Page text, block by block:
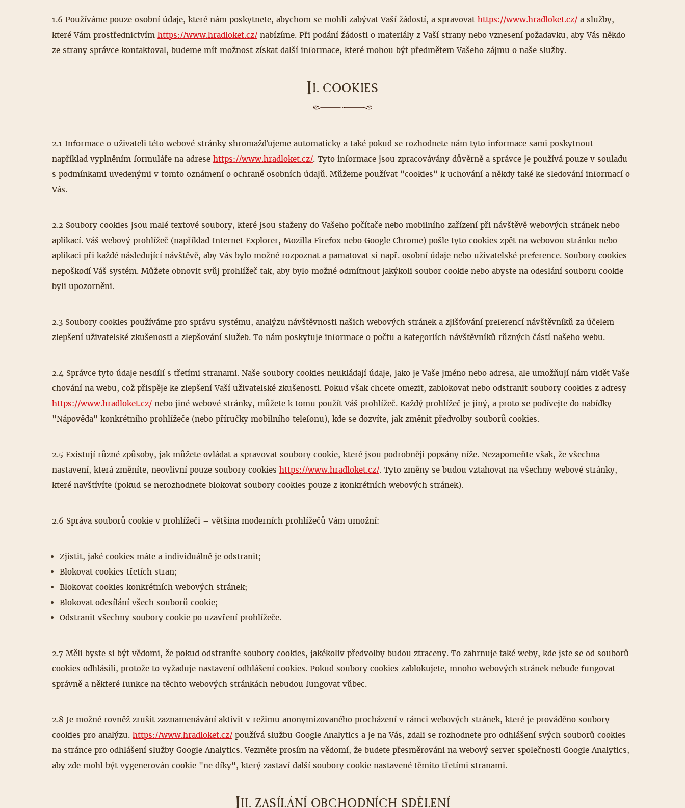
1.6 Používáme pouze osobní údaje, které nám poskytnete, abychom se mohli zabývat Vaší žádostí, a spravovat https://www.hradloket.cz/ a služby,
které Vám prostřednictvím https://www.hradloket.cz/ nabízíme. Při podání žádosti o materiály z Vaší strany nebo vznesení požadavku, aby Vás někdo
ze strany správce kontaktoval, budeme mít možnost získat další informace, které mohou být předmětem Vašeho zájmu o naše služby.
II. COOKIES
2.1 Informace o uživateli této webové stránky shromažďujeme automaticky a také pokud se rozhodnete nám tyto informace sami poskytnout –
například vyplněním formuláře na adrese https://www.hradloket.cz/. Tyto informace jsou zpracovávány důvěrně a správce je používá pouze v souladu
s podmínkami uvedenými v tomto oznámení o ochraně osobních údajů. Můžeme používat "cookies" k uchování a někdy také ke sledování informací o
Vás.
2.2 Soubory cookies jsou malé textové soubory, které jsou staženy do Vašeho počítače nebo mobilního zařízení při návštěvě webových stránek nebo
aplikací. Váš webový prohlížeč (například Internet Explorer, Mozilla Firefox nebo Google Chrome) pošle tyto cookies zpět na webovou stránku nebo
aplikaci při každé následující návštěvě, aby Vás bylo možné rozpoznat a pamatovat si např. osobní údaje nebo uživatelské preference. Soubory cookies
nepoškodí Váš systém. Můžete obnovit svůj prohlížeč tak, aby bylo možné odmítnout jakýkoli soubor cookie nebo abyste na odeslání souboru cookie
byli upozorněni.
2.3 Soubory cookies používáme pro správu systému, analýzu návštěvnosti našich webových stránek a zjišťování preferencí návštěvníků za účelem
zlepšení uživatelské zkušenosti a zlepšování služeb. To nám poskytuje informace o počtu a kategoriích návštěvníků různých částí našeho webu.
2.4 Správce tyto údaje nesdílí s třetími stranami. Naše soubory cookies neukládají údaje, jako je Vaše jméno nebo adresa, ale umožňují nám vidět Vaše
chování na webu, což přispěje ke zlepšení Vaší uživatelské zkušenosti. Pokud však chcete omezit, zablokovat nebo odstranit soubory cookies z adresy
https://www.hradloket.cz/ nebo jiné webové stránky, můžete k tomu použít Váš prohlížeč. Každý prohlížeč je jiný, a proto se podívejte do nabídky
"Nápověda" konkrétního prohlížeče (nebo příručky mobilního telefonu), kde se dozvíte, jak změnit předvolby souborů cookies.
2.5 Existují různé způsoby, jak můžete ovládat a spravovat soubory cookie, které jsou podrobněji popsány níže. Nezapomeňte však, že všechna
nastavení, která změníte, neovlivní pouze soubory cookies https://www.hradloket.cz/. Tyto změny se budou vztahovat na všechny webové stránky,
které navštívíte (pokud se nerozhodnete blokovat soubory cookies pouze z konkrétních webových stránek).
2.6 Správa souborů cookie v prohlížeči – většina moderních prohlížečů Vám umožní:
Zjistit, jaké cookies máte a individuálně je odstranit;
Blokovat cookies třetích stran;
Blokovat cookies konkrétních webových stránek;
Blokovat odesílání všech souborů cookie;
Odstranit všechny soubory cookie po uzavření prohlížeče.
2.7 Měli byste si být vědomi, že pokud odstraníte soubory cookies, jakékoliv předvolby budou ztraceny. To zahrnuje také weby, kde jste se od souborů
cookies odhlásili, protože to vyžaduje nastavení odhlášení cookies. Pokud soubory cookies zablokujete, mnoho webových stránek nebude fungovat
správně a některé funkce na těchto webových stránkách nebudou fungovat vůbec.
2.8 Je možné rovněž zrušit zaznamenávání aktivit v režimu anonymizovaného procházení v rámci webových stránek, které je prováděno soubory
cookies pro analýzu. https://www.hradloket.cz/ používá službu Google Analytics a je na Vás, zdali se rozhodnete pro odhlášení svých souborů cookies
na stránce pro odhlášení služby Google Analytics. Vezměte prosím na vědomí, že budete přesměrováni na webový server společnosti Google Analytics,
aby zde mohl být vygenerován cookie "ne díky", který zastaví další soubory cookie nastavené těmito třetími stranami.
II. ZASÍLÁNÍ OBCHODNÍCH SDĚLENÍ